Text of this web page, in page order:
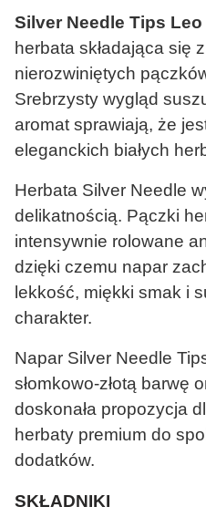
Silver Needle Tips Leo
herbata składająca się
nierozwiniętych
Srebrzysty wygląd
aromat sprawiają, że
eleganckich białych
Herbata Silver Needle
delikatnością. Pączki
intensywnie rolowane
dzięki czemu napar
lekkość, miękki smak i
charakter.
Napar Silver Needle
słomkowo-złotą barwę
doskonała propozycja
herbaty premium do
dodatków.
SKŁADNIKI